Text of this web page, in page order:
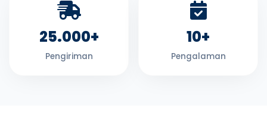
25.000+
Pengiriman
10+
Pengalaman